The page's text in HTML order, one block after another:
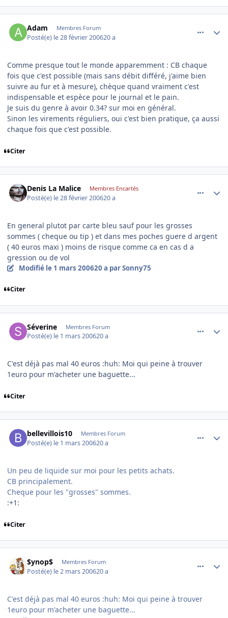
Adam Membres Forum
Posté(e) le 28 février 200620 a
Comme presque tout le monde apparemment : CB chaque
fois que c'est possible (mais sans débit différé, j'aime bien
suivre au fur et à mesure), chèque quand vraiment c'est
indispensable et espèce pour le journal et le pain.
Je suis du genre à avoir 0.34? sur moi en général.
Sinon les virements réguliers, oui c'est bien pratique, ça aussi
chaque fois que c'est possible.
Citer
Denis La Malice Membres Encartés
Posté(e) le 28 février 200620 a
En general plutot par carte bleu sauf pour les grosses
sommes ( cheque ou tip ) et dans mes poches guere d argent
( 40 euros maxi ) moins de risque comme ca en cas d a
gression ou de vol
Modifié le 1 mars 200620 a par Sonny75
Citer
Séverine Membres Forum
Posté(e) le 1 mars 200620 a
C'est déjà pas mal 40 euros :huh: Moi qui peine à trouver
1euro pour m'acheter une baguette...
Citer
bellevillois10 Membres Forum
Posté(e) le 1 mars 200620 a
Un peu de liquide sur moi pour les petits achats.
CB principalement.
Cheque pour les "grosses" sommes.
:+1:
Citer
$ynop$ Membres Forum
Posté(e) le 2 mars 200620 a
C'est déjà pas mal 40 euros :huh: Moi qui peine à trouver
1euro pour m'acheter une baguette...